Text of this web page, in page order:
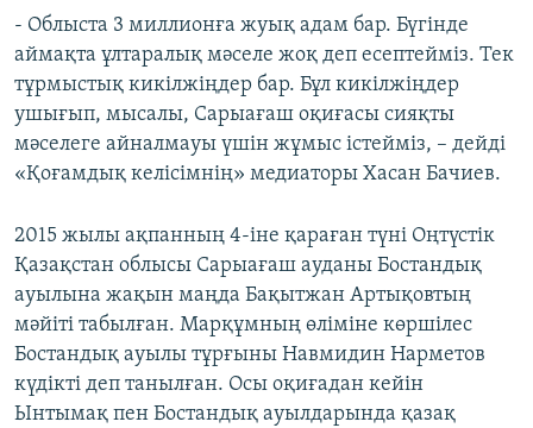
- Облыста 3 миллионға жуық адам бар. Бүгінде
аймақта ұлтаралық мәселе жоқ деп есептейміз. Тек
тұрмыстық кикілжіңдер бар. Бұл кикілжіңдер
ушығып, мысалы, Сарыағаш оқиғасы сияқты
мәселеге айналмауы үшін жұмыс істейміз, – дейді
«Қоғамдық келісімнің» медиаторы Хасан Бачиев.
2015 жылы ақпанның 4-іне қараған түні Оңтүстік
Қазақстан облысы Сарыағаш ауданы Бостандық
ауылына жақын маңда Бақытжан Артықовтың
мәйіті табылған. Марқұмның өліміне көршілес
Бостандық ауылы тұрғыны Навмидин Нарметов
күдікті деп танылған. Осы оқиғадан кейін
Ынтымақ пен Бостандық ауылдарында қазақ